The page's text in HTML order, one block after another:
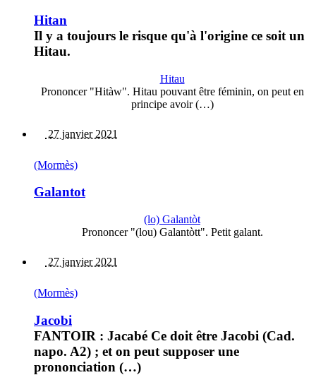
Hitan
Il y a toujours le risque qu'à l'origine ce soit un
Hitau.
Hitau
Prononcer "Hitàw". Hitau pouvant être féminin, on peut en
principe avoir (…)
27 janvier 2021
(Mormès)
Galantot
(lo) Galantòt
Prononcer "(lou) Galantòtt". Petit galant.
27 janvier 2021
(Mormès)
Jacobi
FANTOIR : Jacabé Ce doit être Jacobi (Cad.
napo. A2) ; et on peut supposer une
prononciation (…)